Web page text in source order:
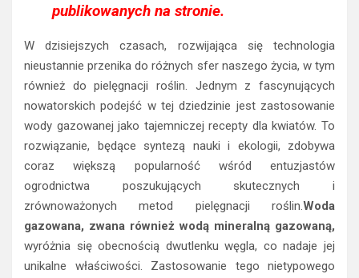
publikowanych na stronie.
W dzisiejszych czasach, rozwijająca się technologia
nieustannie przenika do różnych sfer naszego życia, w tym
również do pielęgnacji roślin. Jednym z fascynujących
nowatorskich podejść w tej dziedzinie jest zastosowanie
wody gazowanej jako tajemniczej recepty dla kwiatów. To
rozwiązanie, będące syntezą nauki i ekologii, zdobywa
coraz większą popularność wśród entuzjastów
ogrodnictwa poszukujących skutecznych i
zrównoważonych metod pielęgnacji roślin.Woda
gazowana, zwana również wodą mineralną gazowaną,
wyróżnia się obecnością dwutlenku węgla, co nadaje jej
unikalne właściwości. Zastosowanie tego nietypowego